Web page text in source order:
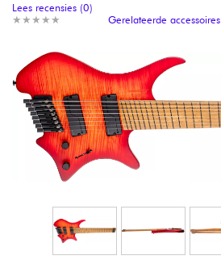
Synths & samplers
Home-studio
Hoofdtelefoon
DJ
★ ★ ★ ★ ★
★ ★ ★ ★ ★
Lees recensies (0)
Gerelateerde accessoires